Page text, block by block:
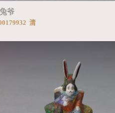
爷
清
加载中...